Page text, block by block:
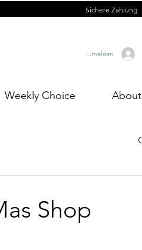
Sichere Zahlung
Weekly Choice About
Anmelden
Shop